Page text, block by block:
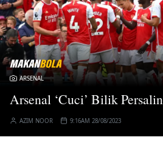
ARSENAL
Arsenal ‘Cuci’ Bilik
AZIM NOOR 9:16AM 28/08/2023